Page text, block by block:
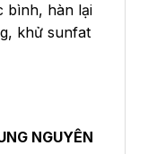
bình, hàn lại
khử sunfat
NGUYÊN